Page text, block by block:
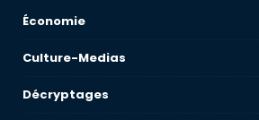
Économie
Culture-Medias
Décryptages